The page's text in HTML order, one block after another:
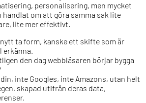
personalisering, men mycket
handlat om att göra samma sak lite
lite mer effektivt.
ta form, kanske ett skifte som är
erkänna.
den dag webbläsaren börjar bygga
inte Googles, inte Amazons, utan helt
skapad utifrån deras data,